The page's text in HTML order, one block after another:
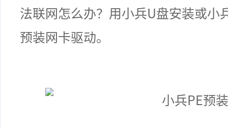
法联网怎么办？用小兵U盘安装或小
预装网卡驱动。